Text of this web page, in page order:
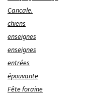
Cancale.
chiens
enseignes
enseignes
entrées
épouvante
Fête foraine